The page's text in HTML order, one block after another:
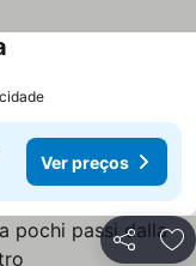
Ver preços
Partilhar